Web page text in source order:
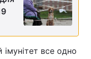
все одно